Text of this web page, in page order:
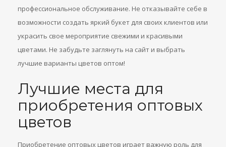
профессиональное обслуживание. Не отказывайте себе в
возможности создать яркий букет для своих клиентов или
украсить свое мероприятие свежими и красивыми
цветами. Не забудьте заглянуть на сайт и выбрать
лучшие варианты цветов оптом!
Лучшие места для
приобретения оптовых
цветов
Приобретение оптовых цветов играет важную роль для